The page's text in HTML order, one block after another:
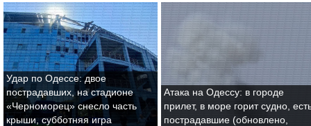
Удар по Одессе: двое
пострадавших, на стадионе
«Черноморец» снесло часть
крыши, субботняя игра
Атака на Одессу: в городе
прилет, в море горит судно,
пострадавшие (обновлено,